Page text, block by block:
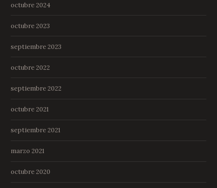
octubre 2024
octubre 2023
septiembre 2023
octubre 2022
septiembre 2022
octubre 2021
septiembre 2021
marzo 2021
octubre 2020